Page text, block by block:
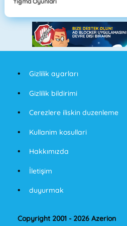
Gizlilik ayarları
Gizlilik bildirimi
Cerezlere iliskin duzenleme
Kullanim kosullari
Hakkımızda
İletişim
duyurmak
Copyright 2001 - 2026 Azerion